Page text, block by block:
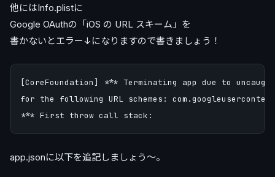
他にはInfo.plistに
Google OAuthの「iOS の URL スキーム」を
書かないとエラー↓になりますので書きましょう！
[CoreFoundation] *** Terminating app due to
for the following URL schemes:
app.jsonに以下を追記しましょう〜。